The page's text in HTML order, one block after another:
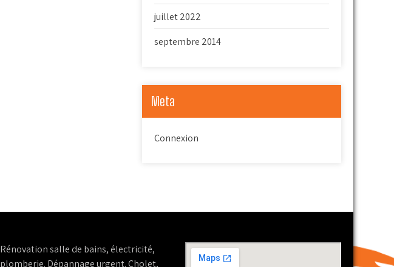
juillet 2022
septembre 2014
Meta
Connexion
Rénovation salle de bains, électricité,
plomberie. Dépannage urgent. Cholet,